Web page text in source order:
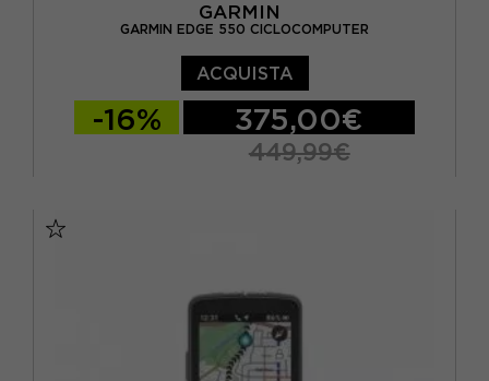
GARMIN
GARMIN EDGE 550 CICLOCOMPUTER
ACQUISTA
-16% 375,00€
449,99€